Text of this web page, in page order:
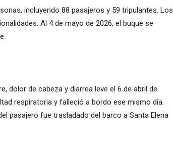
incluyendo 88 pasajeros y 59 tripulantes. Los
Al 4 de mayo de 2026, el buque se
dolor de cabeza y diarrea leve el 6 de abril de
respiratoria y falleció a bordo ese mismo día.
pasajero fue trasladado del barco a Santa Elena